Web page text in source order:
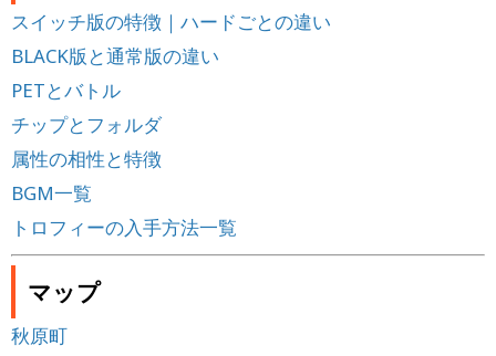
スイッチ版の特徴｜ハードごとの違い
BLACK版と通常版の違い
PETとバトル
チップとフォルダ
属性の相性と特徴
BGM一覧
トロフィーの入手方法一覧
マップ
秋原町